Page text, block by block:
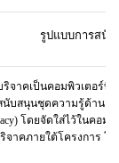
รูปแบบการสนั
ริจาคเป็นคอมพิวเตอร์ที่
นับสนุนชุดความรู้ด้านการ
โดยจัดใส่ไว้ในคอม
จาคภายใต้โครงการ โ